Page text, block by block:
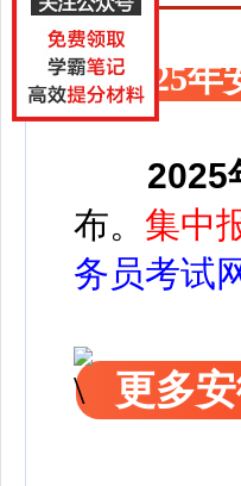
2025年
2025
布。 集中
务员考试
更多